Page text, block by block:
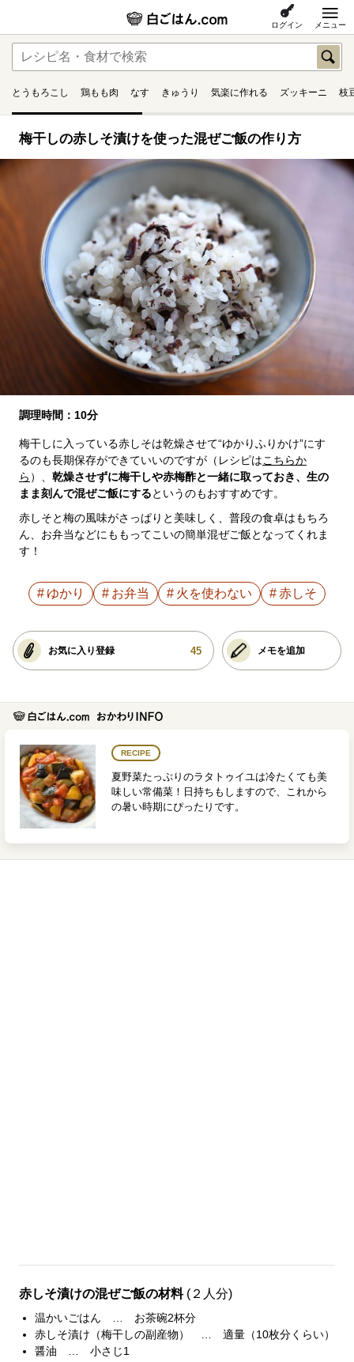
ログイン メニュー
とうもろこし 鶏もも肉 なす きゅうり 気楽に作れる ズッキーニ 枝
梅干しの赤しそ漬けを使った混ぜご飯の作り方
調理時間：10分
梅干しに入っている赤しそは乾燥させて“ゆかりふりかけ”にす
るのも長期保存ができていいのですが（レシピはこちらか
ら ）、 乾燥させずに梅干しや赤梅酢と一緒に取っておき、生の
まま刻んで混ぜご飯にするというのもおすすめです。
赤しそと梅の風味がさっぱりと美味しく、普段の食卓はもちろ
ん、お弁当などにももってこいの簡単混ぜご飯となってくれま
す！
ゆかり お弁当 火を使わない 赤しそ
お気に入り登録 45 メモを追加
RECIPE
夏野菜たっぷりのラタトゥイユは冷たくても美
味しい常備菜！日持ちもしますので、これから
の暑い時期にぴったりです。
赤しそ漬けの混ぜご飯の材料 (２人分)
温かいごはん … お茶碗2杯分
赤しそ漬け（梅干しの副産物） … 適量（10枚分くらい）
醤油 … 小さじ1